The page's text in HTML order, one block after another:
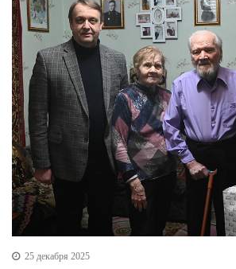
25 декабря 2025